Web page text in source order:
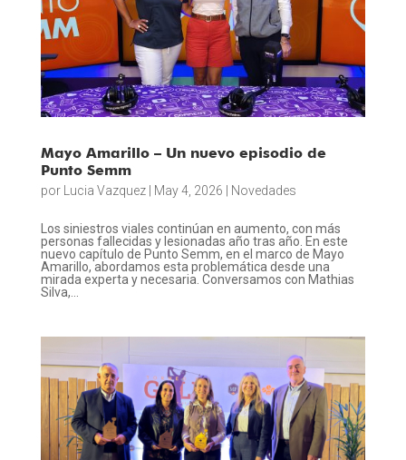
Mayo Amarillo – Un nuevo episodio de
Punto Semm
por Lucia Vazquez| May 4, 2026 Novedades
Los siniestros viales continúan en aumento, con más
personas fallecidas y lesionadas año tras año. En este
nuevo capítulo de Punto Semm, en el marco de Mayo
Amarillo, abordamos esta problemática desde una
mirada experta y necesaria. Conversamos con Mathias
Silva,...